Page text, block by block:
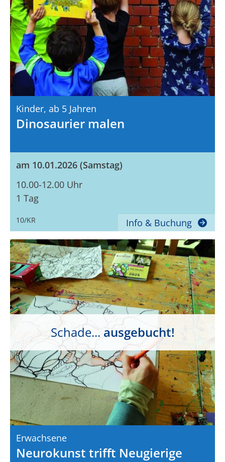
Kinder, Ab 5 Jahren
Dinosaurier malen
am 10.01.2026 (Samstag)
10.00-12.00 Uhr
1 Tag
10/KR Info & Buchung
Schade... ausgebucht!
Erwachsene
Neurokunst trifft Neugierige